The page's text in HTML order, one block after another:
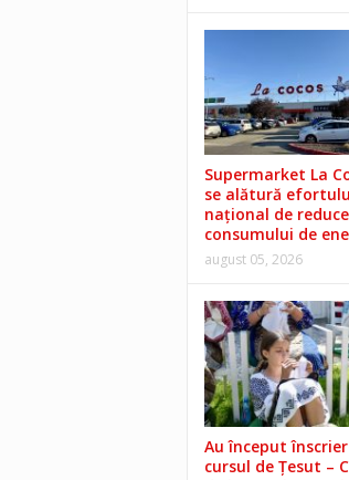
Supermarket La
se alătură
național de
consumului de
august 05, 2026
Au început
cursul de Țesut –